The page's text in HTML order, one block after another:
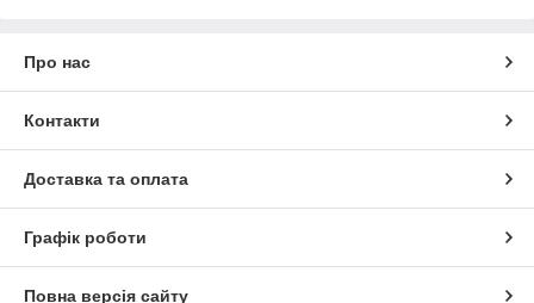
Про нас
Контакти
Доставка та оплата
Графік роботи
Повна версія сайту